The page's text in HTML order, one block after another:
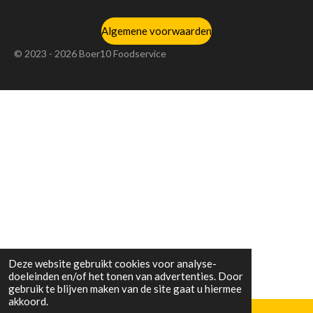
Deze website gebruikt cookies voor analyse-
doeleinden en/of het tonen van advertenties. Door
gebruik te blijven maken van de site gaat u hiermee
akkoord.
Algemene voorwaarden
© 2023 - 2026 Boer10 Foodservice